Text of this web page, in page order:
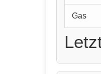
Gas